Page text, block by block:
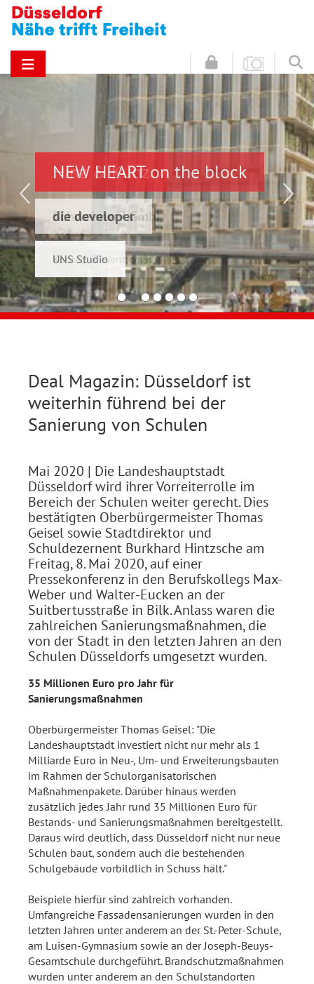
NEW HEART on the block
die developer
UNS Studio
Hinz & Kunz
Schwelmer7 GmbH
Konrad & Wennemar
Deal Magazin: Düsseldorf ist
weiterhin führend bei der
Sanierung von Schulen
Mai 2020 | Die Landeshauptstadt
Düsseldorf wird ihrer Vorreiterrolle im
Bereich der Schulen weiter gerecht. Dies
bestätigten Oberbürgermeister Thomas
Geisel sowie Stadtdirektor und
Schuldezernent Burkhard Hintzsche am
Freitag, 8. Mai 2020, auf einer
Pressekonferenz in den Berufskollegs Max-
Weber und Walter-Eucken an der
Suitbertusstraße in Bilk. Anlass waren die
zahlreichen Sanierungsmaßnahmen, die
von der Stadt in den letzten Jahren an den
Schulen Düsseldorfs umgesetzt wurden.
35 Millionen Euro pro Jahr für
Sanierungsmaßnahmen
Oberbürgermeister Thomas Geisel: "Die
Landeshauptstadt investiert nicht nur mehr als 1
Milliarde Euro in Neu-, Um- und Erweiterungsbauten
im Rahmen der Schulorganisatorischen
Maßnahmenpakete. Darüber hinaus werden
zusätzlich jedes Jahr rund 35 Millionen Euro für
Bestands- und Sanierungsmaßnahmen bereitgestellt.
Daraus wird deutlich, dass Düsseldorf nicht nur neue
Schulen baut, sondern auch die bestehenden
Schulgebäude vorbildlich in Schuss hält."
Beispiele hierfür sind zahlreich vorhanden.
Umfangreiche Fassadensanierungen wurden in den
letzten Jahren unter anderem an der St.-Peter-Schule,
am Luisen-Gymnasium sowie an der Joseph-Beuys-
Gesamtschule durchgeführt. Brandschutzmaßnahmen
wurden unter anderem an den Schulstandorten